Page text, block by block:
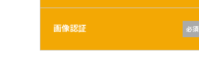
画像認証 必須